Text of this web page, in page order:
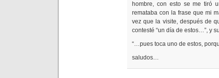
hombre, con esto se me tiró
remataba con la frase que mi
vez que la visite, después de
contesté “un día de estos…”, y
“…pues toca uno de estos,
saludos…